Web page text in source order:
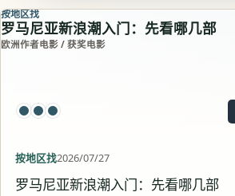
按地区找
罗马尼亚新浪潮入门：先看哪几部
欧洲作者电影 / 获奖电影
按地区找2026/07/27
罗马尼亚新浪潮入门：先看哪几部